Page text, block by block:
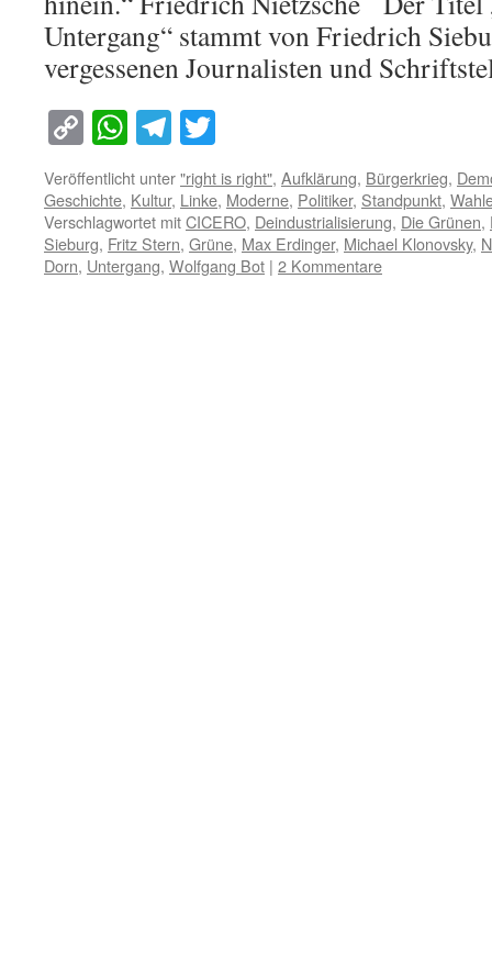
Untergang“ stammt von Friedrich
vergessenen Journalisten und
Copy
Link
WhatsApp
Telegram
Veröffentlicht unter"right is right", Aufklärung, Bürgerkrieg,
Geschichte, Kultur, Linke, Moderne, Politiker, Standpunkt,
Verschlagwortet mitCICERO, Deindustrialisierung, Die Grünen,
Sieburg, Fritz Stern, Grüne, Max Erdinger, Michael Klonovsky,
Dorn, Untergang, Wolfgang Bot | 2 Kommentare